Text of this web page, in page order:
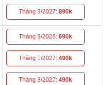
Tháng 3/2027:890k
Tháng 9/2026:690k
Tháng 1/2027:490k
Tháng 3/2027:490k